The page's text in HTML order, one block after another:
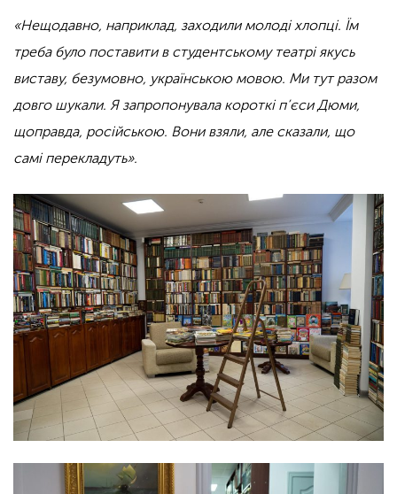
«Нещодавно, наприклад, заходили молоді хлопці. Їм
треба було поставити в студентському театрі якусь
виставу, безумовно, українською мовою. Ми тут разом
довго шукали. Я запропонувала короткі п’єси Дюми,
щоправда, російською. Вони взяли, але сказали, що
самі перекладуть».